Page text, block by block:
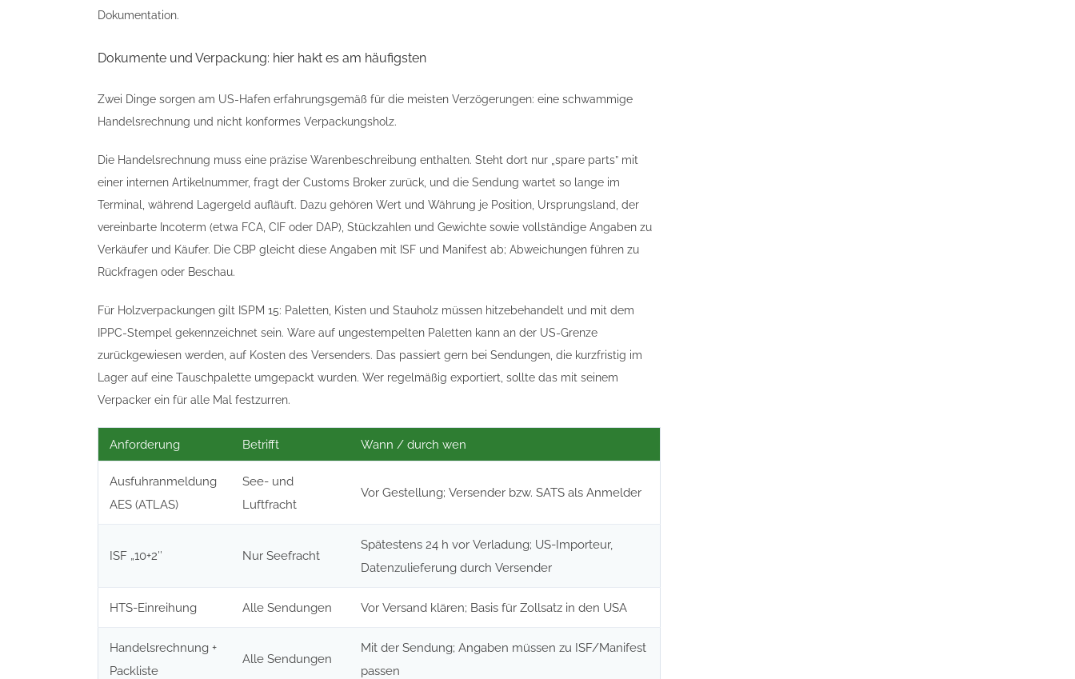
Dokumentation.
Dokumente und Verpackung: hier hakt es am häufigsten
Zwei Dinge sorgen am US-Hafen erfahrungsgemäß für die meisten Verzögerungen: eine schwammige
Handelsrechnung und nicht konformes Verpackungsholz.
Die Handelsrechnung muss eine präzise Warenbeschreibung enthalten. Steht dort nur „spare parts” mit
einer internen Artikelnummer, fragt der Customs Broker zurück, und die Sendung wartet so lange im
Terminal, während Lagergeld aufläuft. Dazu gehören Wert und Währung je Position, Ursprungsland, der
vereinbarte Incoterm (etwa FCA, CIF oder DAP), Stückzahlen und Gewichte sowie vollständige Angaben zu
Verkäufer und Käufer. Die CBP gleicht diese Angaben mit ISF und Manifest ab; Abweichungen führen zu
Rückfragen oder Beschau.
Für Holzverpackungen gilt ISPM 15: Paletten, Kisten und Stauholz müssen hitzebehandelt und mit dem
IPPC-Stempel gekennzeichnet sein. Ware auf ungestempelten Paletten kann an der US-Grenze
zurückgewiesen werden, auf Kosten des Versenders. Das passiert gern bei Sendungen, die kurzfristig im
Lager auf eine Tauschpalette umgepackt wurden. Wer regelmäßig exportiert, sollte das mit seinem
Verpacker ein für alle Mal festzurren.
Anforderung Betrifft Wann / durch wen
Ausfuhranmeldung
AES (ATLAS)
See- und
Luftfracht
Vor Gestellung; Versender bzw. SATS als Anmelder
ISF „10+2″ Nur Seefracht
Spätestens 24 h vor Verladung; US-Importeur,
Datenzulieferung durch Versender
HTS-Einreihung Alle Sendungen Vor Versand klären; Basis für Zollsatz in den USA
Handelsrechnung +
Packliste
Alle Sendungen
Mit der Sendung; Angaben müssen zu ISF/Manifest
passen